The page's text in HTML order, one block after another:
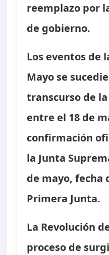
reemplazo por
de gobierno.
Los eventos de
Mayo se
transcurso de
entre el 18 de
confirmación
la Junta
de mayo, fecha
Primera Junta.
La Revolución
proceso de